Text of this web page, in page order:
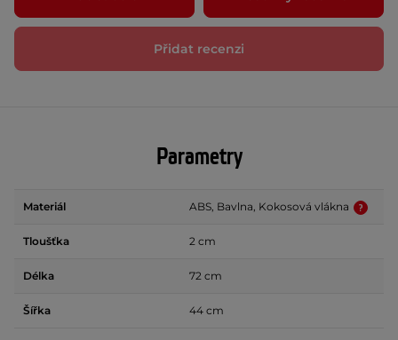
Přidat recenzi
Parametry
Materiál ABS, Bavlna, Kokosová vlákna
Tloušťka 2 cm
Délka 72 cm
Šířka 44 cm